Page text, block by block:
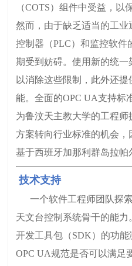
（COTS）组件中受益，以
然而，由于缺乏适当的工
控制器（PLC）和监控软件
期受到妨碍。使用新的统
以消除这些限制，此外还
能。全面的OPC UA支持标
为鲁汶天主教大学的工程
方案转向行业标准的机会
基于西班牙加那利群岛拉帕
技术支持
一个软件工程师团队探
天文台控制系统骨干的能
开发工具包（SDK）的功
OPC UA规范是否可以满足